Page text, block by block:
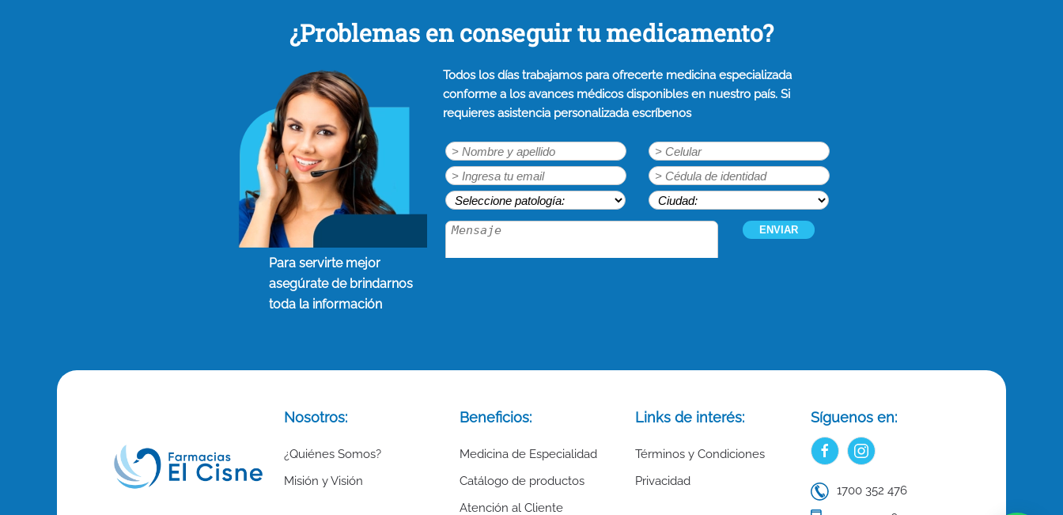
¿Problemas en conseguir tu medicamento?
Para servirte mejor
asegúrate de brindarnos
toda la información
Todos los días trabajamos para ofrecerte medicina especializada
conforme a los avances médicos disponibles en nuestro país. Si
requieres asistencia personalizada escríbenos
Nosotros:
¿Quiénes Somos?
Misión y Visión
Beneficios:
Medicina de Especialidad
Catálogo de productos
Atención al Cliente
Links de interés:
Términos y Condiciones
Privacidad
Síguenos en:
1700 352 476